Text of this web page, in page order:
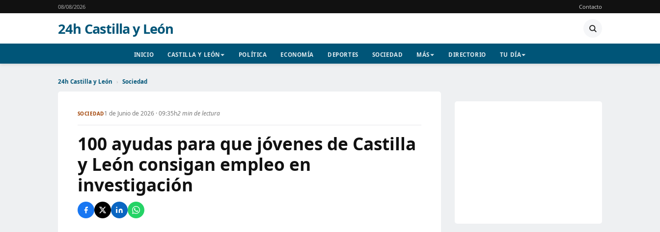
08/08/2026 Contacto
24h Castilla y León
INICIO CASTILLA Y LEÓN POLÍTICA ECONOMÍA DEPORTES SOCIEDAD MÁS DIRECTORIO TU DÍA
24h Castilla y León › Sociedad
SOCIEDAD1 de Junio de 2026 · 09:35h2 min de lectura
100 ayudas para que jóvenes de Castilla
y León consigan empleo en
investigación